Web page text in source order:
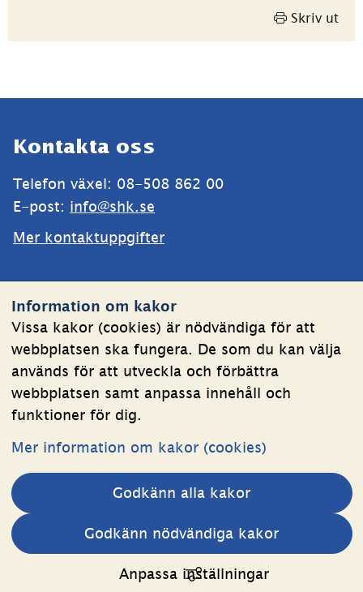
Information om kakor
Vissa kakor (cookies) är nödvändiga för att
webbplatsen ska fungera. De som du kan välja
används för att utveckla och förbättra
webbplatsen samt anpassa innehåll och
funktioner för dig.
Mer information om kakor (cookies)
Godkänn alla kakor
Godkänn nödvändiga kakor
Anpassa inställningar
Skriv ut
Kontakta oss
Telefon växel: 08-508 862 00
E-post: info@shk.se
Mer kontaktuppgifter
Om kakor
Behandling av personuppgifter
Tillgänglighetsredogörelse
Följ oss
LinkedIn
(länk
webbplats,
Andra webbplatser
Länk till annan webbplats.